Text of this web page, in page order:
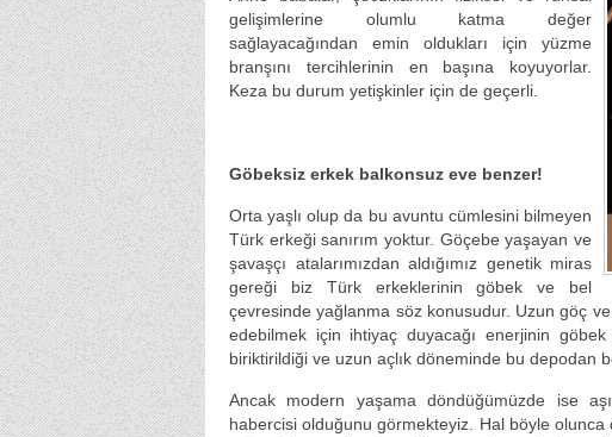
gelişimlerine olumlu katma değer
sağlayacağından emin oldukları için yüzme
branşını tercihlerinin en başına koyuyorlar.
Keza bu durum yetişkinler için de geçerli.
Göbeksiz erkek balkonsuz eve benzer!
Orta yaşlı olup da bu avuntu cümlesini bilmeyen
Türk erkeği sanırım yoktur. Göçebe yaşayan ve
şavaşçı atalarımızdan aldığımız genetik miras
gereği biz Türk erkeklerinin göbek ve bel
çevresinde yağlanma söz konusudur. Uzun göç
edebilmek için ihtiyaç duyacağı enerjinin
biriktirildiği ve uzun açlık döneminde bu depodan
Ancak modern yaşama döndüğümüzde ise
habercisi olduğunu görmekteyiz. Hal böyle